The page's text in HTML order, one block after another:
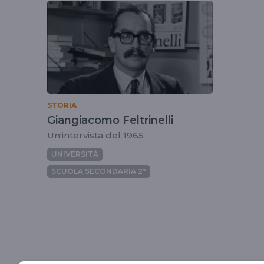
tag
STORIA
Giangiacomo Feltrinelli
Un'intervista del 1965
UNIVERSITÀ
SCUOLA SECONDARIA 2°